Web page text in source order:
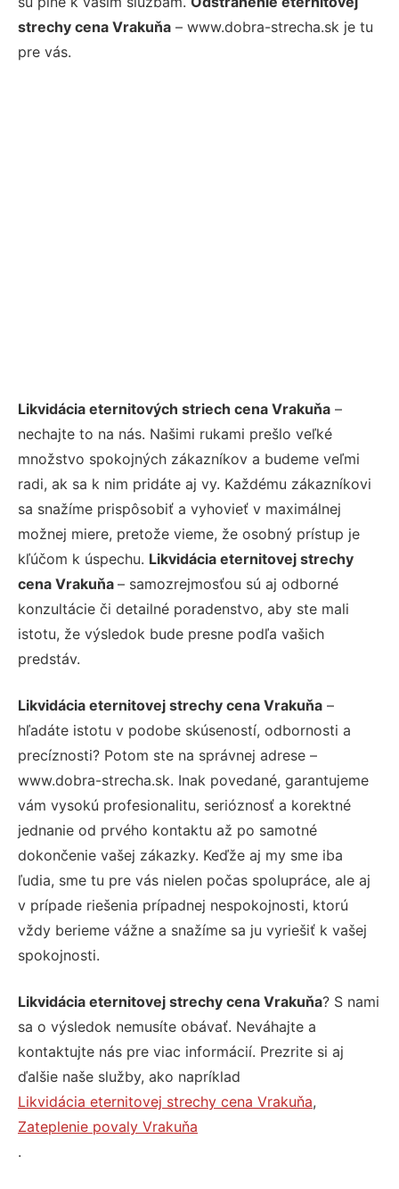
strechy cena Vrakuňa – www.dobra-strecha.sk je tu
pre vás.
Likvidácia eternitových striech cena Vrakuňa –
nechajte to na nás. Našimi rukami prešlo veľké
množstvo spokojných zákazníkov a budeme veľmi
radi, ak sa k nim pridáte aj vy. Každému zákazníkovi
sa snažíme prispôsobiť a vyhovieť v maximálnej
možnej miere, pretože vieme, že osobný prístup je
kľúčom k úspechu. Likvidácia eternitovej strechy
cena Vrakuňa – samozrejmosťou sú aj odborné
konzultácie či detailné poradenstvo, aby ste mali
istotu, že výsledok bude presne podľa vašich
predstáv.
Likvidácia eternitovej strechy cena Vrakuňa –
hľadáte istotu v podobe skúseností, odbornosti a
precíznosti? Potom ste na správnej adrese –
www.dobra-strecha.sk. Inak povedané, garantujeme
vám vysokú profesionalitu, serióznosť a korektné
jednanie od prvého kontaktu až po samotné
dokončenie vašej zákazky. Keďže aj my sme iba
ľudia, sme tu pre vás nielen počas spolupráce, ale aj
v prípade riešenia prípadnej nespokojnosti, ktorú
vždy berieme vážne a snažíme sa ju vyriešiť k vašej
spokojnosti.
Likvidácia eternitovej strechy cena Vrakuňa? S nami
sa o výsledok nemusíte obávať. Neváhajte a
kontaktujte nás pre viac informácií. Prezrite si aj
ďalšie naše služby, ako napríklad
Likvidácia eternitovej strechy cena Vrakuňa,
Zateplenie povaly Vrakuňa
.